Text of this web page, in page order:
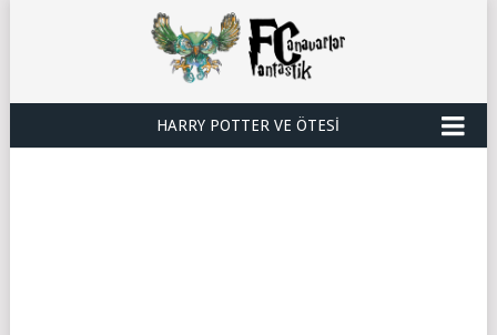
HARRY POTTER VE ÖTESI